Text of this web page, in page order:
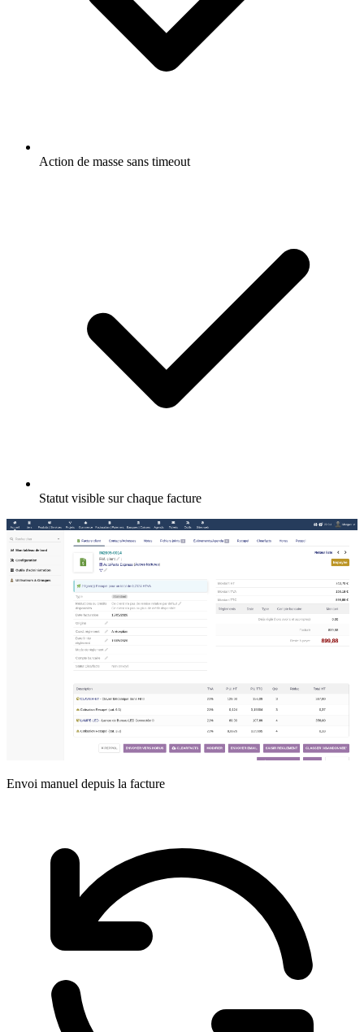
Action de masse sans timeout
Statut visible sur chaque facture
Envoi manuel depuis la facture